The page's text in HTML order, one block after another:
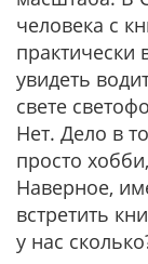
человека с
практически
увидеть
свете
Нет. Дело в
просто
Наверное,
встретить
у нас